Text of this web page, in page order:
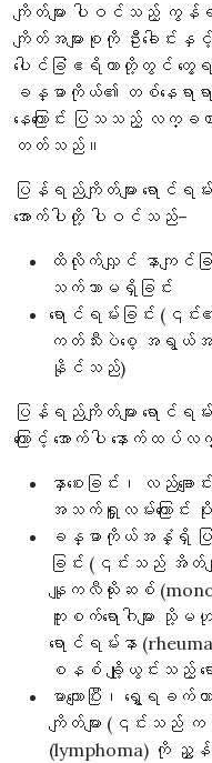
ကျိတ်များ ပါဝင်သည့်
ကျိတ်အများစုကို ဦးခေါင်
ပေါင်ခြံဧရိယာတို့တွင် တွ
ခန္ဓာကိုယ်၏ တစ်နေရာ
နေကြောင်း ပြသသည့် လက္
တတ်သည်။
ပြန်ရည်ကျိတ်များ ရောင်
အောက်ပါတို့ ပါဝင်သည်–
ထိလိုက်လျှင် နာကျင်
သက်သာမရှိခြင်း
ရောင်ရမ်းခြင်း (
ကတ်သီးပဲစေ့ အရွယ်အ
နိုင်သည်)
ပြန်ရည်ကျိတ်များ ရောင်ရမ်
ကြောင့် အောက်ပါ နောက်ထ
နှာစေးခြင်း၊ လည်ချ
အသက်ရှူလမ်းကြောင်း ပို
ခန္ဓာကိုယ်အနှံ့ရှိ ပြန်ရ
ခြင်း (၎င်းသည် အိ
နျူကလီယိုးဆစ်
ကူးစက်ရောဂါများ
ရောင်ရမ်းနာ
စနစ် ချို့ယွင်းသည့် ရေ
မာကျောပြီး၊ ရွှေ့ရခက်
ကျိတ်များ (၎င်းသ
(lymphoma) ကို ညွှ